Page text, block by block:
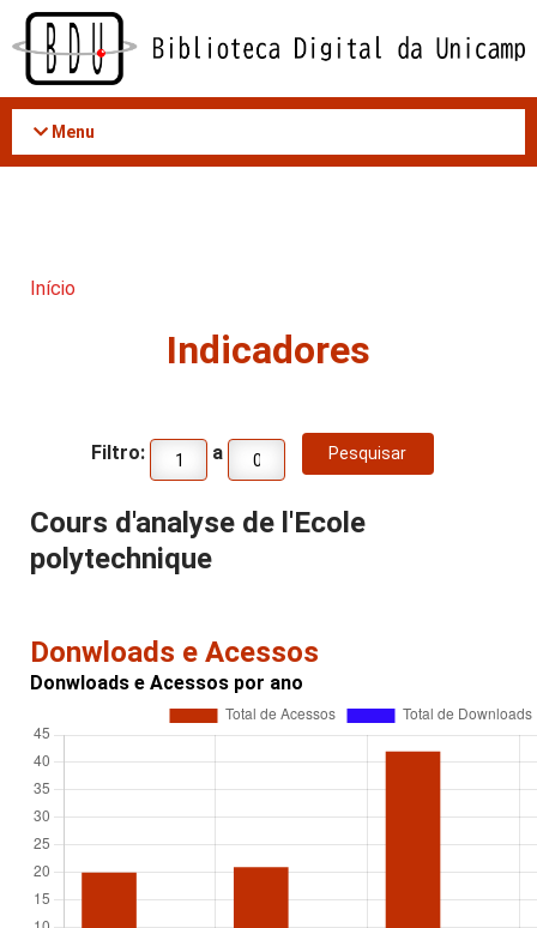
Acessar
conteúdo
Menu
Início
Indicadores
Filtro: a
Cours d'analyse de l'Ecole
polytechnique
Donwloads e Acessos
Donwloads e Acessos por ano